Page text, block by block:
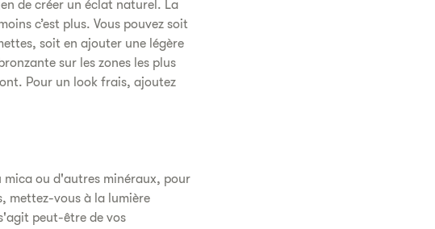
de créer un éclat naturel. La
c’est plus. Vous pouvez soit
soit en ajouter une légère
sur les zones les plus
Pour un look frais, ajoutez
mica ou d'autres minéraux, pour
mettez-vous à la lumière
peut-être de vos